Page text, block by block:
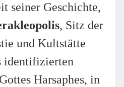
seiner Geschichte,
, Sitz der
und Kultstätte
identifizierten
Harsaphes, in